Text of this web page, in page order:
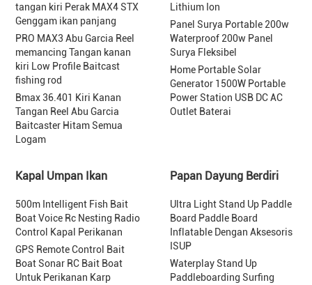
tangan kiri Perak MAX4 STX
Genggam ikan panjang
PRO MAX3 Abu Garcia Reel
memancing Tangan kanan
kiri Low Profile Baitcast
fishing rod
Bmax 36.401 Kiri Kanan
Tangan Reel Abu Garcia
Baitcaster Hitam Semua
Logam
Lithium Ion
Panel Surya Portable 200w
Waterproof 200w Panel
Surya Fleksibel
Home Portable Solar
Generator 1500W Portable
Power Station USB DC AC
Outlet Baterai
Kapal Umpan Ikan
500m Intelligent Fish Bait
Boat Voice Rc Nesting Radio
Control Kapal Perikanan
GPS Remote Control Bait
Boat Sonar RC Bait Boat
Untuk Perikanan Karp
Papan Dayung Berdiri
Ultra Light Stand Up Paddle
Board Paddle Board
Inflatable Dengan Aksesoris
ISUP
Waterplay Stand Up
Paddleboarding Surfing